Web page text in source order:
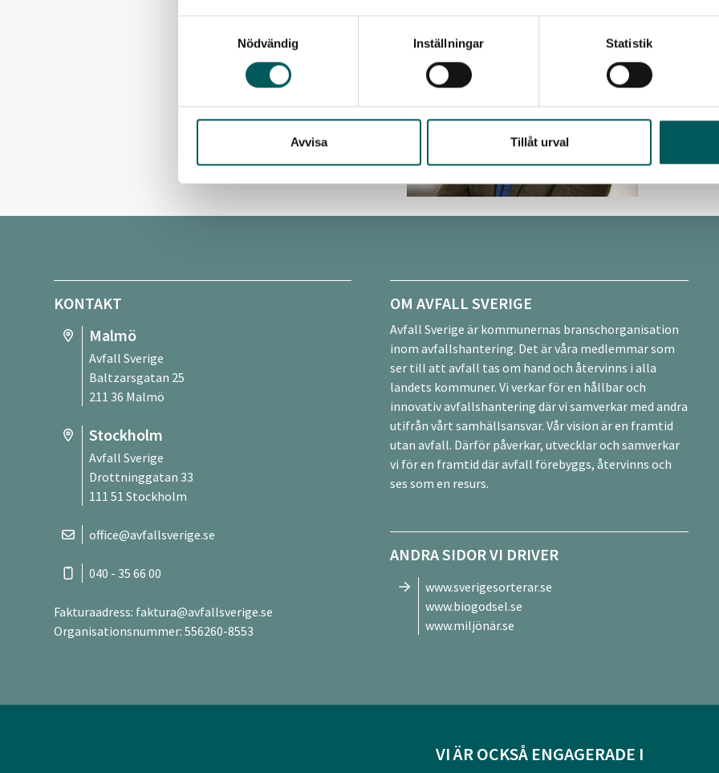
Nödvändig
Inställningar Statistik
Avvisa Tillåt urval
070-
KONTAKT
Malmö
Avfall Sverige
Baltzarsgatan 25
211 36 Malmö
Stockholm
Avfall Sverige
Drottninggatan 33
111 51 Stockholm
office@avfallsverige.se
040 - 35 66 00
Fakturaadress: faktura@avfallsverige.se
Organisationsnummer: 556260-8553
OM AVFALL SVERIGE
Avfall Sverige är kommunernas branschorganisation
inom avfallshantering. Det är våra medlemmar som
ser till att avfall tas om hand och återvinns i alla
landets kommuner. Vi verkar för en hållbar och
innovativ avfallshantering där vi samverkar med andra
utifrån vårt samhällsansvar. Vår vision är en framtid
utan avfall. Därför påverkar, utvecklar och samverkar
vi för en framtid där avfall förebyggs, återvinns och
ses som en resurs.
ANDRA SIDOR VI DRIVER
www.sverigesorterar.se
www.biogodsel.se
www.miljönär.se
VI ÄR OCKSÅ ENGAGERADE I